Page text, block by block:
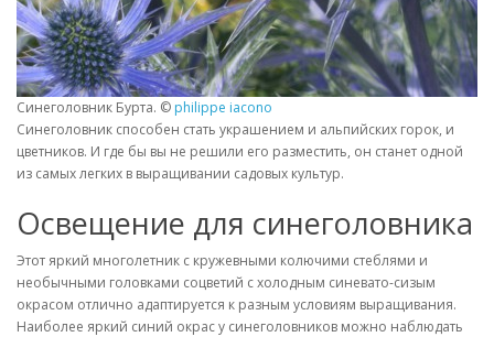
Синеголовник Бурта. © philippe iacono
Синеголовник способен стать украшением и альпийских горок, и
цветников. И где бы вы не решили его разместить, он станет одной
из самых легких в выращивании садовых культур.
Освещение для синеголовника
Этот яркий многолетник с кружевными колючими стеблями и
необычными головками соцветий с холодным синевато-сизым
окрасом отлично адаптируется к разным условиям выращивания.
Наиболее яркий синий окрас у синеголовников можно наблюдать